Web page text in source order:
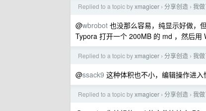
Replied to a topic byxmagicer › 分享创造 › 我
@wbrobot 也没那么容易，纯显示好做，
Typora 打开一个 200MB 的 md ，然后
Replied to a topic byxmagicer › 分享创造 › 我
@ssack9 这种体积也不小，编辑操作进入
Replied to a topic byxmagicer › 分享创造 › 我